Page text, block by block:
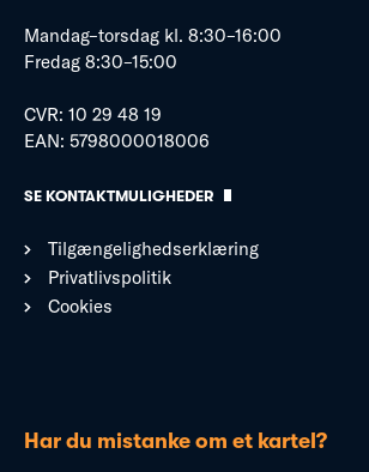
Mandag–torsdag kl. 8:30–16:00
Fredag 8:30–15:00
CVR: 10 29 48 19
EAN: 5798000018006
SE KONTAKTMULIGHEDER
Tilgængelighedserklæring
Privatlivspolitik
Cookies
Har du mistanke om et kartel?